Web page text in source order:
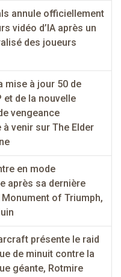
annule officiellement
vidéo d’IA après un
des joueurs
mise à jour 50 de
et de la nouvelle
vengeance
à venir sur The Elder
en mode
après sa dernière
of Triumph,
présente le raid
de minuit contre la
géante, Rotmire